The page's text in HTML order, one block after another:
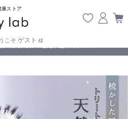
ストア
こそ ゲスト 様
響により遅延が生じております